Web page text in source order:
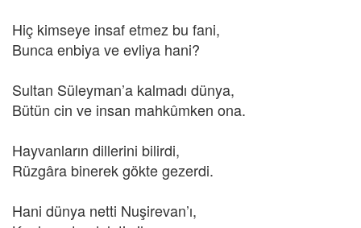
Hiç kimseye insaf etmez bu fani,
Bunca enbiya ve evliya hani?
Sultan Süleyman’a kalmadı dünya,
Bütün cin ve insan mahkûmken ona.
Hayvanların dillerini bilirdi,
Rüzgâra binerek gökte gezerdi.
Hani dünya netti Nuşirevan’ı,